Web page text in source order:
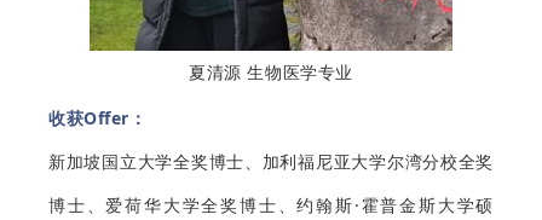
夏清源 生物医学专业
收获Offer：
新加坡国立大学全奖博士、加利福尼亚大学尔湾分校全奖
博士、爱荷华大学全奖博士、约翰斯·霍普金斯大学硕